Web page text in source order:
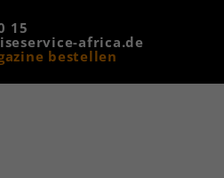
15
africa.de
bestellen